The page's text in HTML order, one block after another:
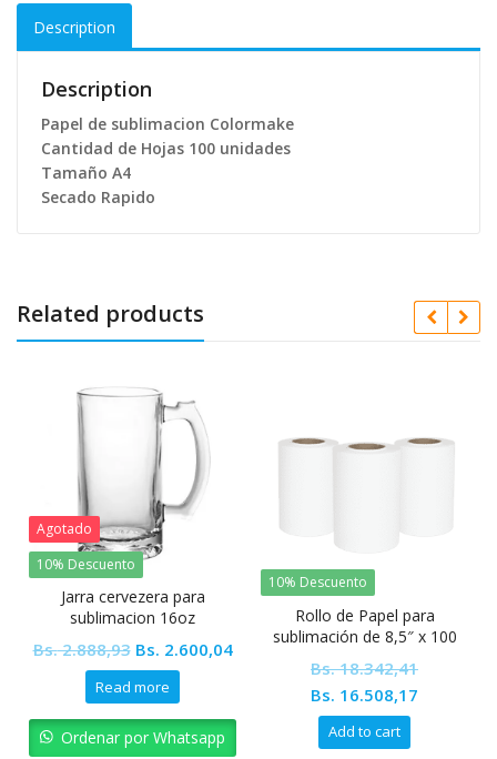
Description
Description
Papel de sublimacion Colormake
Cantidad de Hojas 100 unidades
Tamaño A4
Secado Rapido
Related products
Agotado
10% Descuento
Jarra cervezera para
sublimacion 16oz
Bs.2.888,93 Original
price
was:
Bs. 2.888,93.
Bs. 2.600,04Current
Bs. 2.600,04.
Read more
Ordenar por Whatsapp
10% Descuento
Rollo de Papel para
sublimación de 8,5″ x 100
Bs.18.342,41
Original
price
was:
Bs. 16.508,17
Add to cart